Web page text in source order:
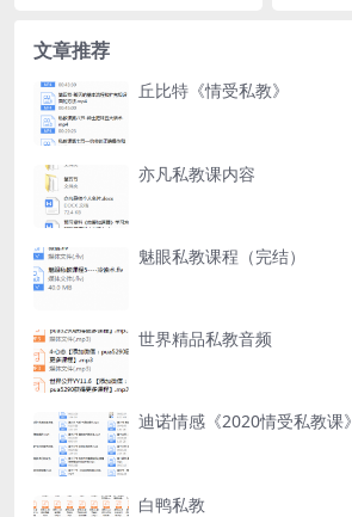
文章推荐
丘比特《情受私教》
亦凡私教课内容
魅眼私教课程（完结）
世界精品私教音频
迪诺情感《2020情受私教课》
白鸭私教